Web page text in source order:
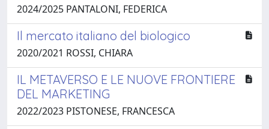
2024/2025 PANTALONI, FEDERICA
Il mercato italiano del biologico
2020/2021 ROSSI, CHIARA
IL METAVERSO E LE NUOVE FRONTIERE
DEL MARKETING
2022/2023 PISTONESE, FRANCESCA